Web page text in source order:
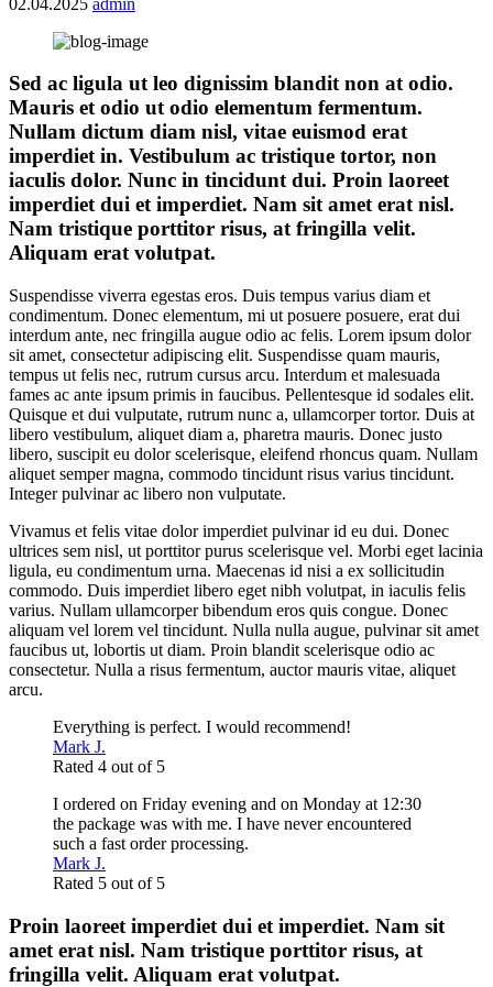
Sed ac ligula ut leo dignissim blandit non at odio.
Mauris et odio ut odio elementum fermentum.
Nullam dictum diam nisl, vitae euismod erat
imperdiet in. Vestibulum ac tristique tortor, non
iaculis dolor. Nunc in tincidunt dui. Proin laoreet
imperdiet dui et imperdiet. Nam sit amet erat nisl.
Nam tristique porttitor risus, at fringilla velit.
Aliquam erat volutpat.
Suspendisse viverra egestas eros. Duis tempus varius diam et
condimentum. Donec elementum, mi ut posuere posuere, erat dui
interdum ante, nec fringilla augue odio ac felis. Lorem ipsum dolor
sit amet, consectetur adipiscing elit. Suspendisse quam mauris,
tempus ut felis nec, rutrum cursus arcu. Interdum et malesuada
fames ac ante ipsum primis in faucibus. Pellentesque id sodales elit.
Quisque et dui vulputate, rutrum nunc a, ullamcorper tortor. Duis at
libero vestibulum, aliquet diam a, pharetra mauris. Donec justo
libero, suscipit eu dolor scelerisque, eleifend rhoncus quam. Nullam
aliquet semper magna, commodo tincidunt risus varius tincidunt.
Integer pulvinar ac libero non vulputate.
Vivamus et felis vitae dolor imperdiet pulvinar id eu dui. Donec
ultrices sem nisl, ut porttitor purus scelerisque vel. Morbi eget lacinia
ligula, eu condimentum urna. Maecenas id nisi a ex sollicitudin
commodo. Duis imperdiet libero eget nibh volutpat, in iaculis felis
varius. Nullam ullamcorper bibendum eros quis congue. Donec
aliquam vel lorem vel tincidunt. Nulla nulla augue, pulvinar sit amet
faucibus ut, lobortis ut diam. Proin blandit scelerisque odio ac
consectetur. Nulla a risus fermentum, auctor mauris vitae, aliquet
arcu.
Everything is perfect. I would recommend!
Mark J.
Rated 4 out of 5
I ordered on Friday evening and on Monday at 12:30
the package was with me. I have never encountered
such a fast order processing.
Mark J.
Rated 5 out of 5
Proin laoreet imperdiet dui et imperdiet. Nam sit
amet erat nisl. Nam tristique porttitor risus, at
fringilla velit. Aliquam erat volutpat.